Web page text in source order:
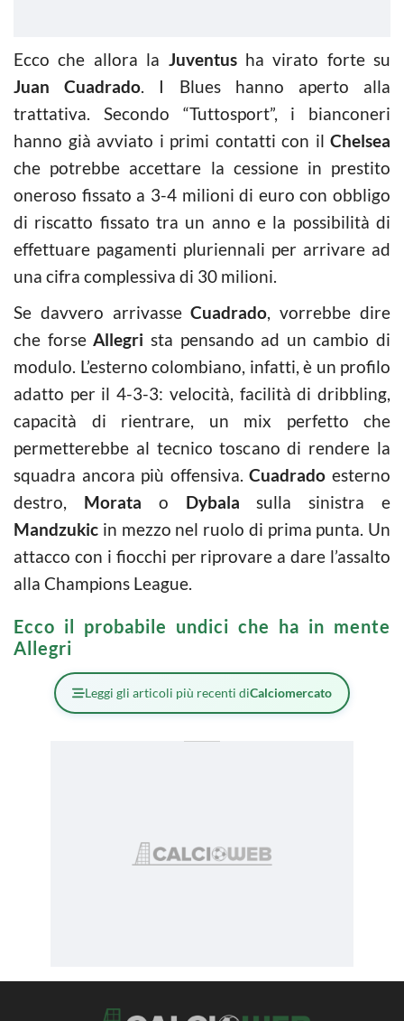
Ecco che allora la Juventusha virato forte su
Juan Cuadrado. I Blues hanno aperto alla
trattativa. Secondo “Tuttosport”, i bianconeri
hanno già avviato i primi contatti con il Chelsea
che potrebbe accettare la cessione in prestito
oneroso fissato a 3-4 milioni di euro con obbligo
di riscatto fissato tra un anno e la possibilità di
effettuare pagamenti pluriennali per arrivare ad
una cifra complessiva di 30 milioni.
Se davvero arrivasseCuadrado, vorrebbe dire
che forseAllegri sta pensando ad un cambio di
modulo. L’esterno colombiano, infatti, è un profilo
adatto per il 4-3-3: velocità, facilità di dribbling,
capacità di rientrare, un mix perfetto che
permetterebbe al tecnico toscano di rendere la
squadra ancora più offensiva.Cuadrado esterno
destro, Morata o Dybala sulla sinistra e
Mandzukic in mezzo nel ruolo di prima punta. Un
attacco con i fiocchi per riprovare a dare l’assalto
alla Champions League.
Ecco il probabile undici che ha in mente
Allegri
Leggi gli articoli più recenti diCalciomercato